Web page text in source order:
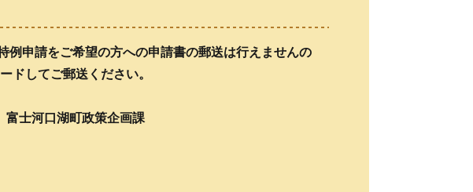
申請をご希望の方への申請書の郵送は行えませんの
ドしてご郵送ください。
士河口湖町政策企画課